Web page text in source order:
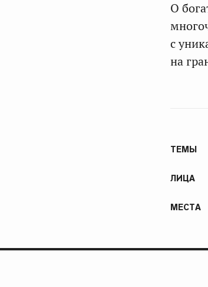
О
с
на
ТЕМЫ
ЛИЦА
МЕСТА